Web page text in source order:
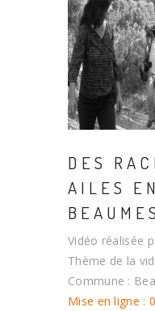
DES
AILES
Vidéo réalisée
Thème de la
Commune :
Mise en ligne :